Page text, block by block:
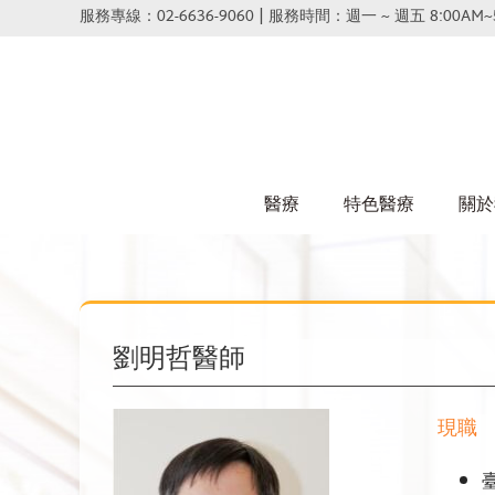
服務專線：02-6636-9060 | 服務時間：週一 ~ 週五
醫療 特色醫療 關
劉明哲醫師
現職